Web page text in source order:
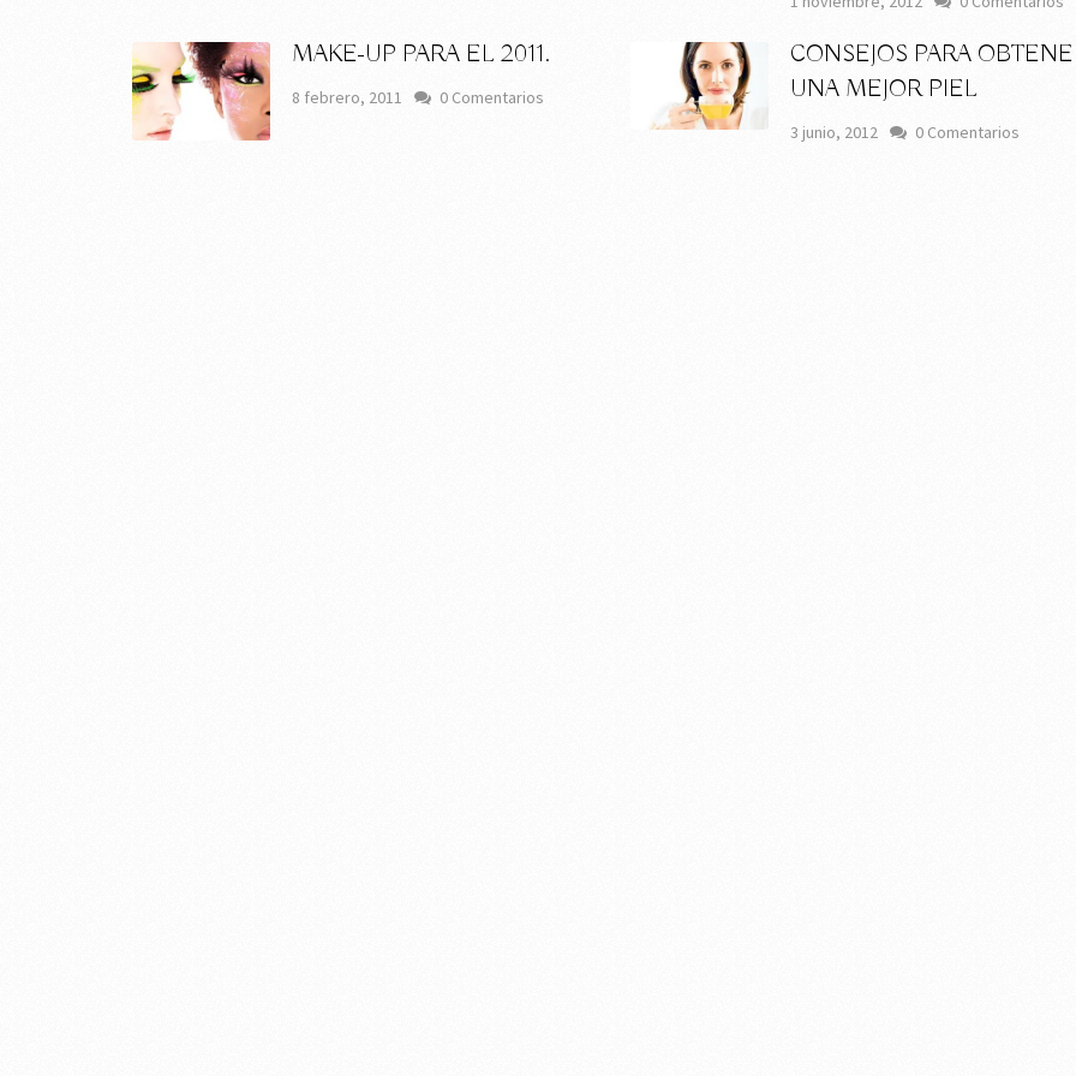
MAKE-UP PARA EL 2011.
8 febrero, 2011 0 Comentarios
CONSEJOS PARA
UNA MEJOR PIEL
3 junio, 2012 0 Comentarios